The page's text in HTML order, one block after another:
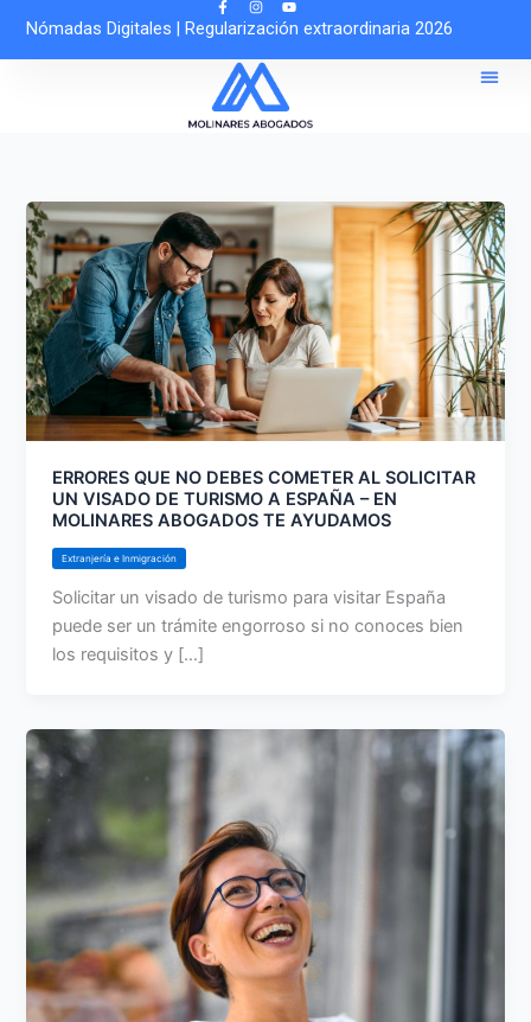
Nómadas Digitales |Regularización extraordinaria 2026
ERRORES QUE NO DEBES COMETER AL SOLICITAR
UN VISADO DE TURISMO A ESPAÑA – EN
MOLINARES ABOGADOS TE AYUDAMOS
Extranjería e Inmigración
Solicitar un visado de turismo para visitar España
puede ser un trámite engorroso si no conoces bien
los requisitos y […]